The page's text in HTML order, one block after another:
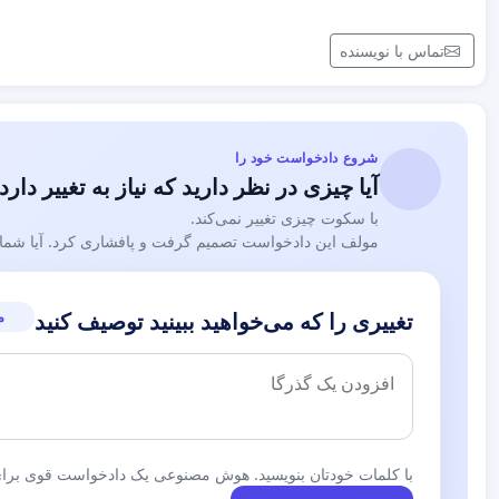
تماس با نویسنده
شروع دادخواست خود را
آیا چیزی در نظر دارید که نیاز به تغییر
با سکوت چیزی تغییر نمی‌کند.
مولف این دادخواست تصمیم گرفت و پافشاری کرد. آیا شما
تغییری را که می‌خواهید ببینید توصیف کنید
با کلمات خودتان بنویسید. هوش مصنوعی یک دادخواست قوی